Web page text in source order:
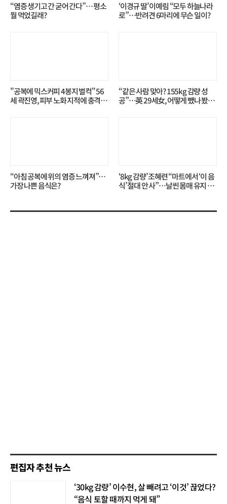
“염증 생기고 간 굳어 간다”… 평소
뭘 먹었길래?
‘이경규 딸’ 이예림 “모두 하늘나라
로”⋯반려견 6마리에 무슨 일이?
"공복에 믹스커피 4봉지 벌컥" 56
세 곽진영, 피부 노화 지적에 충격…
“같은 사람 맞아? 155kg 감량 성
공”…英 29세女, 어떻게 뺐나 봤더
“아침 공복에 위의 염증 느껴져”…
가장 나쁜 음식은?
‘8kg 감량’ 조혜련 “마트에서 ‘이 음
식’ 절대 안 사”…날씬 몸매 유지 비
편집자 추천 뉴스
‘30kg 감량’ 이수현, 살 빼려고 ‘이것’ 끊었다?
“음식 토할 때까지 먹게 돼”